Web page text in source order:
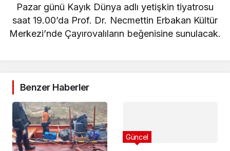
Pazar günü Kayık Dünya adlı yetişkin tiyatrosu
saat 19.00’da Prof. Dr. Necmettin Erbakan Kültür
Merkezi’nde Çayırovalıların beğenisine sunulacak.
Benzer Haberler
Güncel